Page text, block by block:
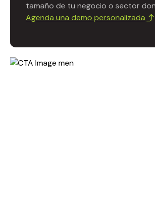
tamaño de tu negocio o sector
Agenda una demo personalizada